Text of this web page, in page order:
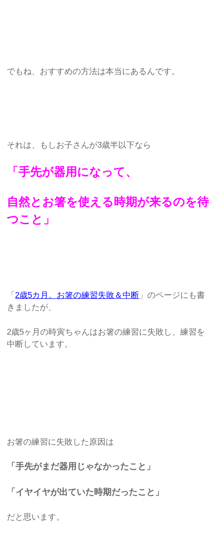
でもね、おすすめの方法は本当にあるんです。
それは、もしお子さんが3歳半以下なら
「手先が器用になって、
自然とお箸を使える時期が来るのを待
つこと」
「2歳5カ月。お箸の練習失敗＆中断 」のページにも書
きましたが、
2歳5ヶ月の時寅ちゃんはお箸の練習に失敗し、練習を
中断しています。
お箸の練習に失敗した原因は
「手先がまだ器用じゃなかったこと」
「イヤイヤが出ていた時期だったこと」
だと思います。